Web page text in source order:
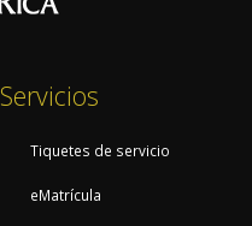
Servicios
Tiquetes de servicio
eMatrícula